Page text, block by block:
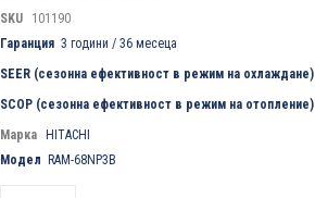
SKU
101190
Гаранция 3 години / 36 месеца
SEER (сезонна ефективност в режим на охлаждане)
SCOP (сезонна ефективност в режим на отопление)
Марка HITACHI
Модел RAM-68NP3B